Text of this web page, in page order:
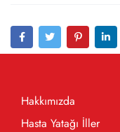
Hakkımızda
Hasta Yatağı İller